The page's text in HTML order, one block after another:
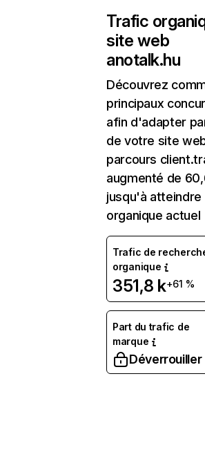
Trafic
site web
anotalk.hu
Découvrez
principaux
afin d'adapter
de votre site
parcours
augmenté de
jusqu'à
organique actuel
Trafic de
organique
351,8 k+61 %
Part du trafic de
marque
Déverrouiller